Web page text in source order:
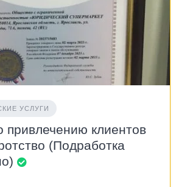
УСЛУГИ
привлечению клиентов
(Подработка